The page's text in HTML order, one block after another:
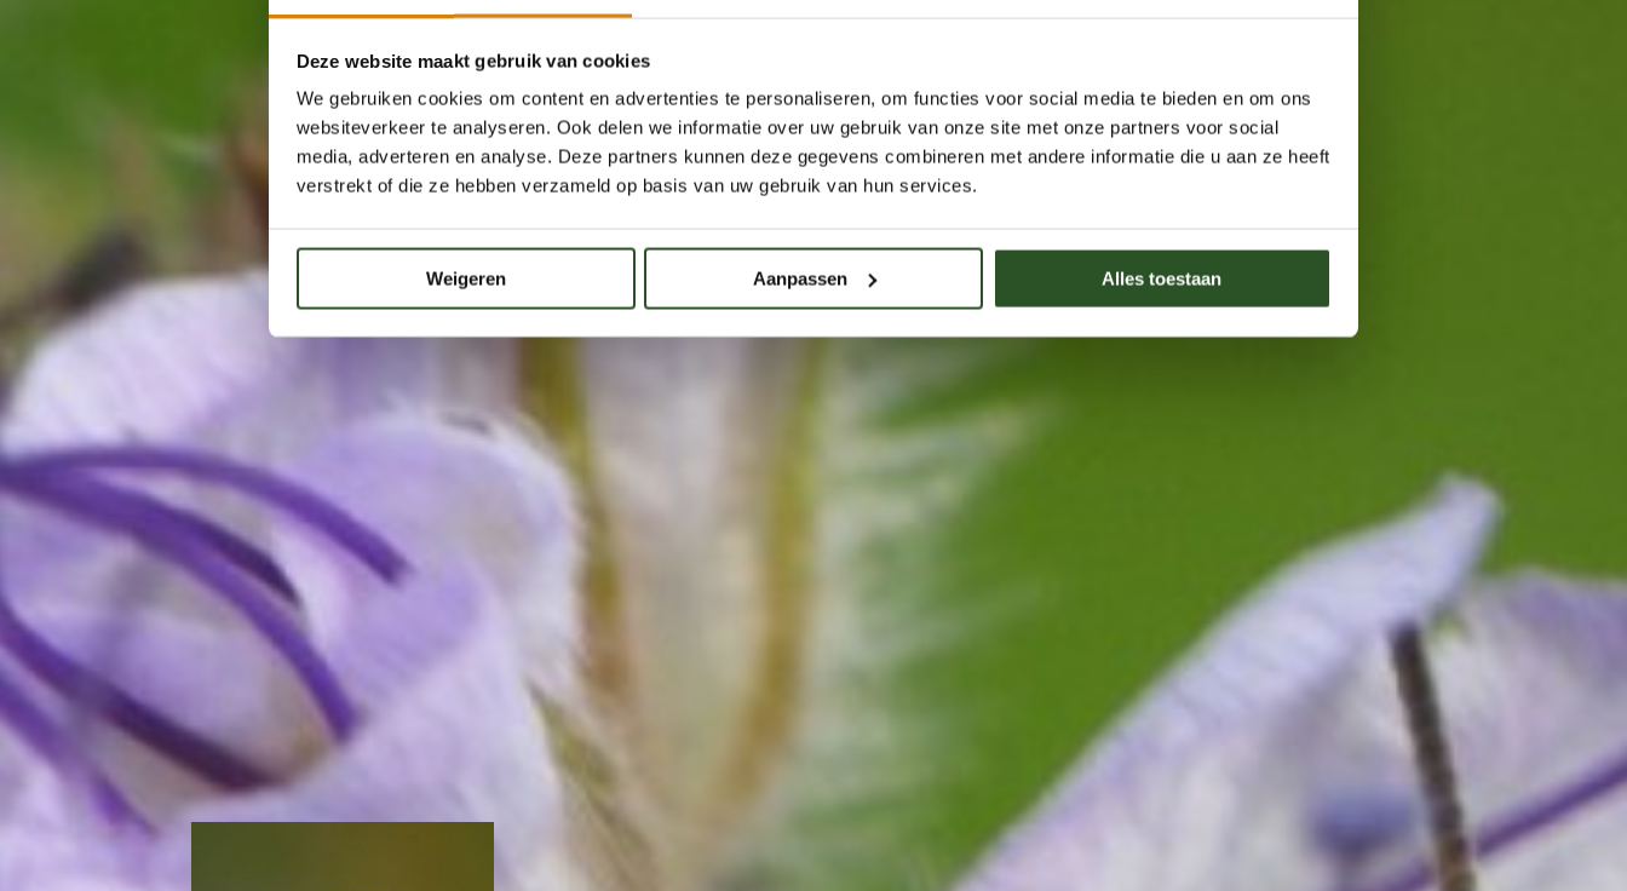
Deze website maakt gebruik van cookies
We gebruiken cookies om content en advertenties te personaliseren, om functies voor social media te bieden en om ons
websiteverkeer te analyseren. Ook delen we informatie over uw gebruik van onze site met onze partners voor social
media, adverteren en analyse. Deze partners kunnen deze gegevens combineren met andere informatie die u aan ze heeft
verstrekt of die ze hebben verzameld op basis van uw gebruik van hun services.
Weigeren Aanpassen Alles toestaan